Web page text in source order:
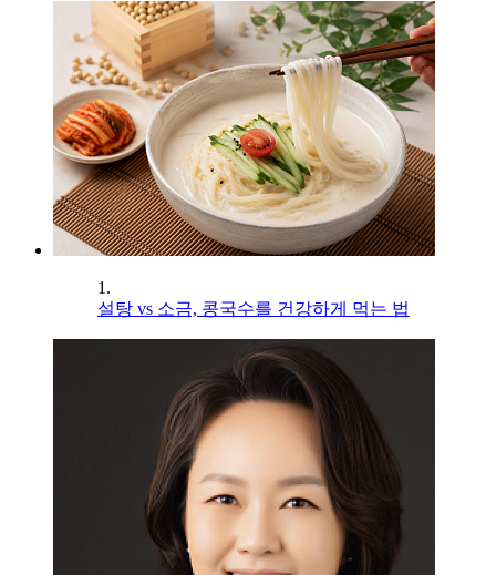
1.
설탕 vs 소금, 콩국수를 건강하게 먹는 법